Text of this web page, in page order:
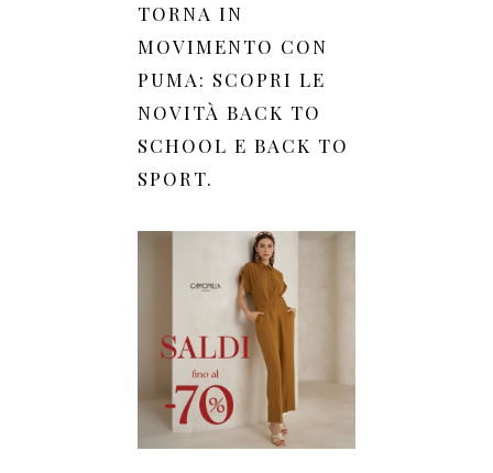
TORNA IN
MOVIMENTO CON
PUMA: SCOPRI LE
NOVITÀ BACK TO
SCHOOL E BACK TO
SPORT.